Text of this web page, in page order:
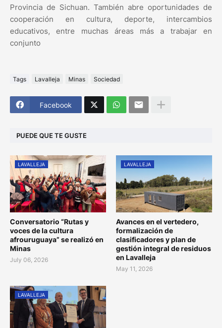
Provincia de Sichuan. También abre oportunidades de
cooperación en cultura, deporte, intercambios
educativos, entre muchas áreas más a trabajar en
conjunto
Tags Lavalleja Minas Sociedad
Facebook
PUEDE QUE TE GUSTE
LAVALLEJA
Conversatorio “Rutas y
voces de la cultura
afrouruguaya” se realizó en
Minas
July 06, 2026
LAVALLEJA
Avances en el vertedero,
formalización de
clasificadores y plan de
gestión integral de residuos
en Lavalleja
May 11, 2026
LAVALLEJA